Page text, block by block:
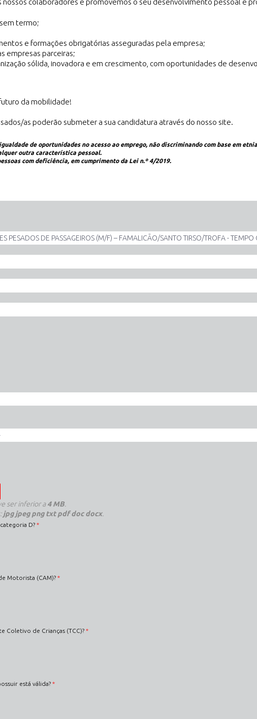
nossos colaboradores e promovemos o seu desenvolvimento pessoal e
termo;
e formações obrigatórias asseguradas pela empresa;
empresas parceiras;
sólida, inovadora e em crescimento, com oportunidades de
da mobilidade!
as poderão submeter a sua candidatura através do nosso site.
de oportunidades no acesso ao emprego, não discriminando com base em
outra característica pessoal.
com deficiência, em cumprimento da Lei n.º 4/2019.
ser inferior a4 MB
jpg jpeg png txt pdf doc docx.
D? *
Motorista (CAM)? *
Coletivo de Crianças (TCC)? *
está válida? *